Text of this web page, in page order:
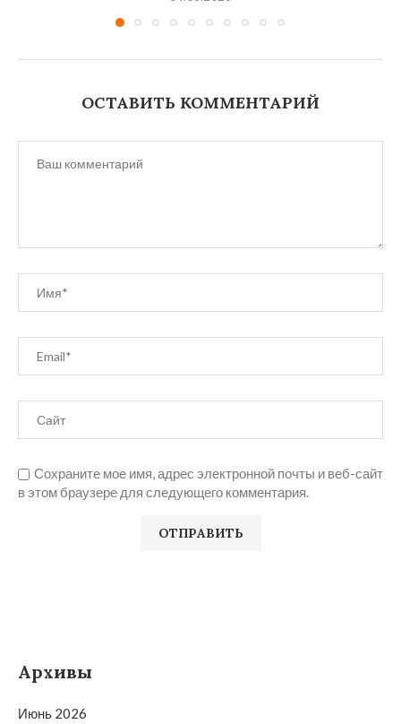
ОСТАВИТЬ КОММЕНТАРИЙ
Сохраните мое имя, адрес электронной почты и веб-сайт
в этом браузере для следующего комментария.
Архивы
Июнь 2026